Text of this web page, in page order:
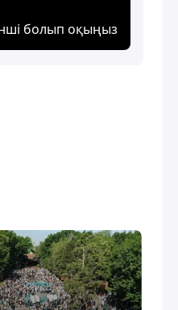
болып оқыңыз